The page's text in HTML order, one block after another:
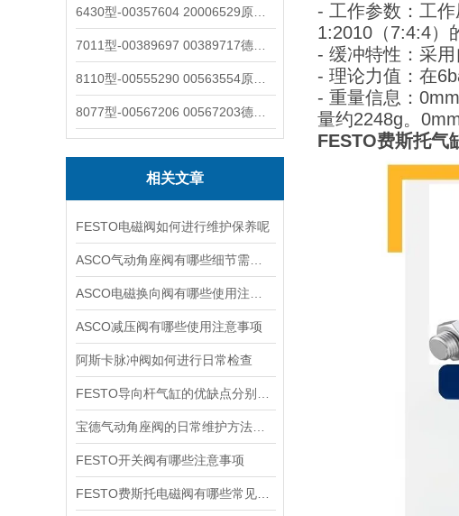
相关文章
FESTO电磁阀如何进行维护保养呢
ASCO减压阀有哪些使用注意事项
阿斯卡脉冲阀如何进行日常检查
FESTO开关阀有哪些注意事项
- 工作参数：工
1:2010（7:4:4）
- 缓冲特性：采
- 理论力值：在
- 重量信息：
量约2248g。
FESTO费斯托气